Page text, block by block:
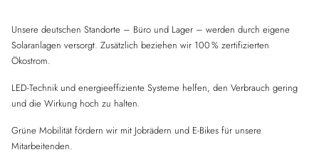
Unsere deutschen Standorte – Büro und Lager – werden durch eigene
Solaranlagen versorgt. Zusätzlich beziehen wir 100 % zertifizierten
Ökostrom.
LED-Technik und energieeffiziente Systeme helfen, den Verbrauch gering
und die Wirkung hoch zu halten.
Grüne Mobilität fördern wir mit Jobrädern und E-Bikes für unsere
Mitarbeitenden.